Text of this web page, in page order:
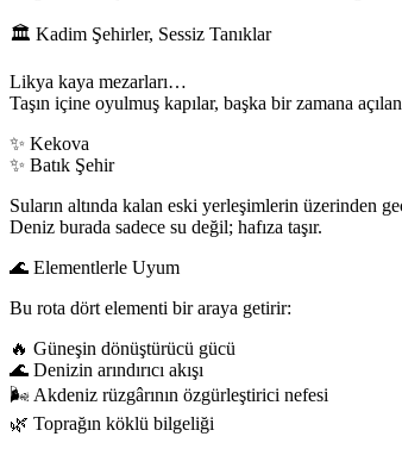
🏛 Kadim Şehirler, Sessiz Tanıklar
Likya kaya mezarları…
Taşın içine oyulmuş kapılar, başka bir zamana
✨ Kekova
✨ Batık Şehir
Suların altında kalan eski yerleşimlerin üzerinden
Deniz burada sadece su değil; hafıza taşır.
🌊 Elementlerle Uyum
Bu rota dört elementi bir araya getirir:
🔥 Güneşin dönüştürücü gücü
🌊 Denizin arındırıcı akışı
🌬 Akdeniz rüzgârının özgürleştirici nefesi
🌿 Toprağın köklü bilgeliği